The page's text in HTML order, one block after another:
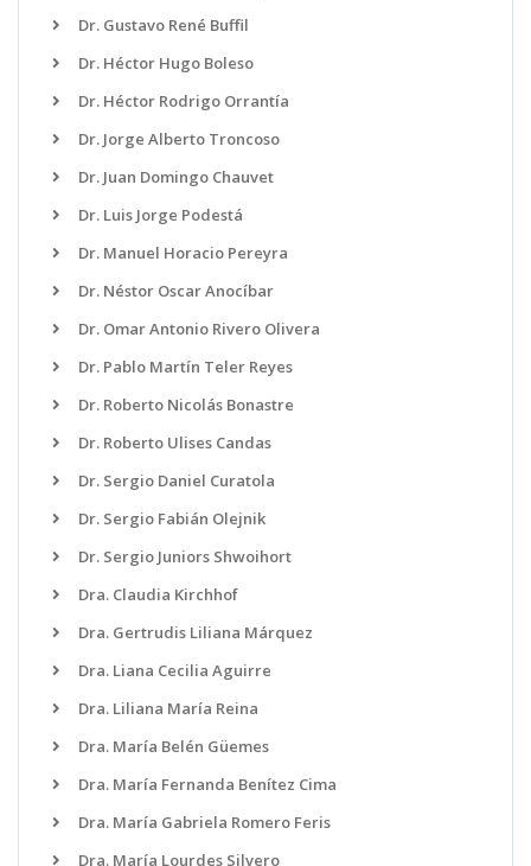
Dr. Gustavo René Buffil
Dr. Héctor Hugo Boleso
Dr. Héctor Rodrigo Orrantía
Dr. Jorge Alberto Troncoso
Dr. Juan Domingo Chauvet
Dr. Luis Jorge Podestá
Dr. Manuel Horacio Pereyra
Dr. Néstor Oscar Anocíbar
Dr. Omar Antonio Rivero Olivera
Dr. Pablo Martín Teler Reyes
Dr. Roberto Nicolás Bonastre
Dr. Roberto Ulises Candas
Dr. Sergio Daniel Curatola
Dr. Sergio Fabián Olejnik
Dr. Sergio Juniors Shwoihort
Dra. Claudia Kirchhof
Dra. Gertrudis Liliana Márquez
Dra. Liana Cecilia Aguirre
Dra. Liliana María Reina
Dra. María Belén Güemes
Dra. María Fernanda Benítez Cima
Dra. María Gabriela Romero Feris
Dra. María Lourdes Silvero